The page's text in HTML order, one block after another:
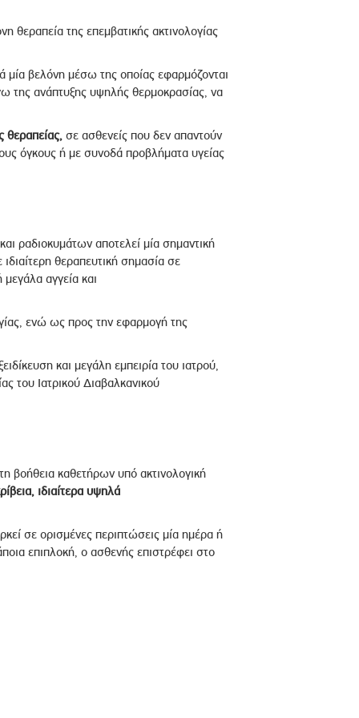
της επεμβατικής ακτινολογίας
μία βελόνη μέσω της οποίας εφαρμόζονται
της ανάπτυξης υψηλής θερμοκρασίας, να
θεραπείας,σε ασθενείς που δεν απαντούν
όγκους ή με συνοδά προβλήματα υγείας
ραδιοκυμάτων αποτελεί μία σημαντική
θεραπευτική σημασία σε
μεγάλα αγγεία και
ενώ ως προς την εφαρμογή της
και μεγάλη εμπειρία του ιατρού,
του Ιατρικού Διαβαλκανικού
βοήθεια καθετήρων υπό ακτινολογική
, ιδιαίτερα υψηλά
σε ορισμένες περιπτώσεις μία ημέρα ή
επιπλοκή, ο ασθενής επιστρέφει στο